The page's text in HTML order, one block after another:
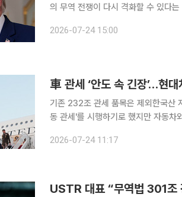
의 무역 전쟁이 다시 격화할 수 있다는 우려가 나온다. 23일(현지시
유로(약 1조2000억원)의 과징금을
2026-07-24 15:00
車 관세 ‘안도 속 긴장’…현
기존 232조 관세 품목은 제외한국산 자동차 15% 관세 유지
동 관세'를 시행하기로 했지만 자동
2026-07-24 11:17
USTR 대표 “무역법 301조